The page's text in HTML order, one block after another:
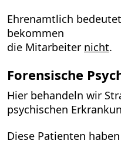
Ehrenamtlich
bekommen
die Mitarbeiter nicht.
Forensische
Hier behandeln wir
psychischen
Diese Patienten